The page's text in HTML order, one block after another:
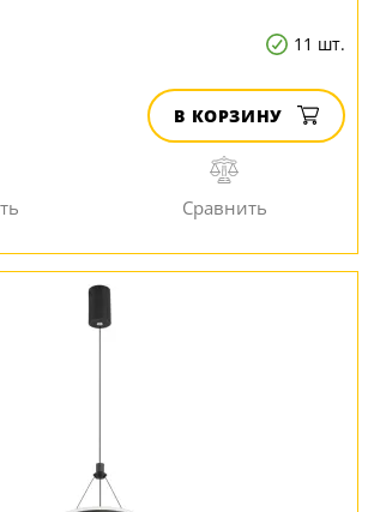
11 шт.
В КОРЗИНУ